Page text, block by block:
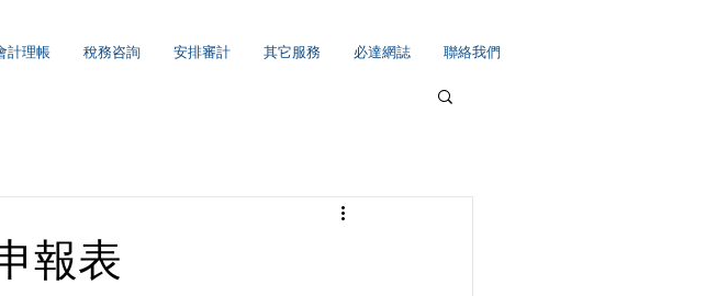
計理帳 稅務咨詢 安排審計 其它服務 必達網誌 聯絡我們
報表